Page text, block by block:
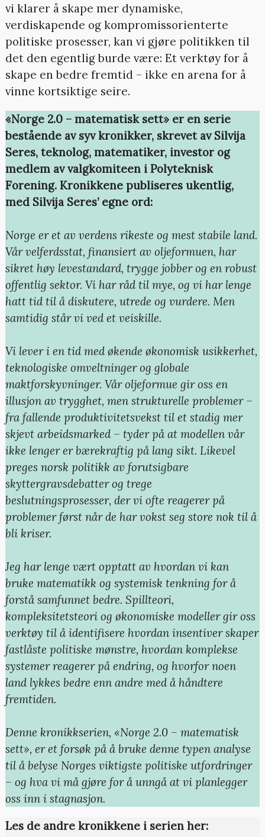
vi klarer å skape mer dynamiske,
verdiskapende og kompromissorienterte
politiske prosesser, kan vi gjøre politikken til
det den egentlig burde være: Et verktøy for å
skape en bedre fremtid – ikke en arena for å
vinne kortsiktige seire.
«Norge 2.0 – matematisk sett» er en serie
bestående av syv kronikker, skrevet av Silvija
Seres, teknolog, matematiker, investor og
medlem av valgkomiteen i Polyteknisk
Forening. Kronikkene publiseres ukentlig,
med Silvija Seres’ egne ord:
Norge er et av verdens rikeste og mest stabile land.
Vår velferdsstat, finansiert av oljeformuen, har
sikret høy levestandard, trygge jobber og en robust
offentlig sektor. Vi har råd til mye, og vi har lenge
hatt tid til å diskutere, utrede og vurdere. Men
samtidig står vi ved et veiskille.
Vi lever i en tid med økende økonomisk usikkerhet,
teknologiske omveltninger og globale
maktforskyvninger. Vår oljeformue gir oss en
illusjon av trygghet, men strukturelle problemer –
fra fallende produktivitetsvekst til et stadig mer
skjevt arbeidsmarked – tyder på at modellen vår
ikke lenger er bærekraftig på lang sikt. Likevel
preges norsk politikk av forutsigbare
skyttergravsdebatter og trege
beslutningsprosesser, der vi ofte reagerer på
problemer først når de har vokst seg store nok til å
bli kriser.
Jeg har lenge vært opptatt av hvordan vi kan
bruke matematikk og systemisk tenkning for å
forstå samfunnet bedre. Spillteori,
kompleksitetsteori og økonomiske modeller gir oss
verktøy til å identifisere hvordan insentiver skaper
fastlåste politiske mønstre, hvordan komplekse
systemer reagerer på endring, og hvorfor noen
land lykkes bedre enn andre med å håndtere
fremtiden.
Denne kronikkserien, «Norge 2.0 – matematisk
sett», er et forsøk på å bruke denne typen analyse
til å belyse Norges viktigste politiske utfordringer
– og hva vi må gjøre for å unngå at vi planlegger
oss inn i stagnasjon.
Les de andre kronikkene i serien her: